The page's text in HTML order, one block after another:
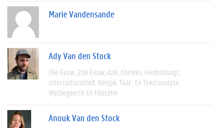
Marie Vandensande
Ady Van den Stock
19e Eeuw 20e Eeuw Azië Chinees Hedendaags
Interculturaliteit Religie Taal- En Tekstanalyse
Wijsbegeerte En Filosofie
Anouk Van den Stock